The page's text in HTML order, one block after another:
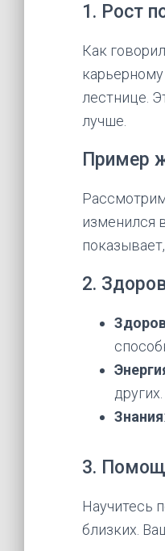
1. Рост
Как
лестнице.
лучше.
Пример
изменился
2.
других.
Знания
3.
Научитесь
близких.